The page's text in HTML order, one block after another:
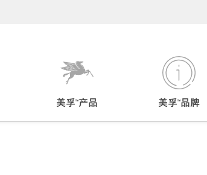
美孚™产品 美孚™品牌